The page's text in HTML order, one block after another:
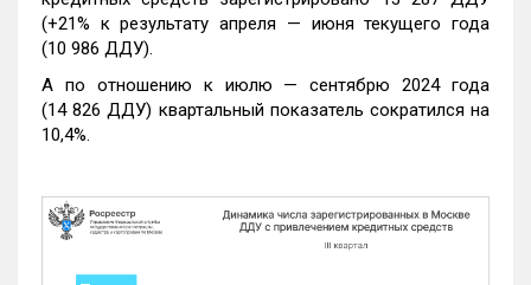
(+21% к результату апреля — июня текущего года
(10 986 ДДУ).
А по отношению к июлю — сентябрю 2024 года
(14 826 ДДУ) квартальный показатель сократился на
10,4%.